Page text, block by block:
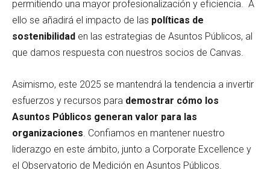
permitiendo una mayor profesionalización y eficiencia. A
ello se añadirá el impacto de las políticas de
sostenibilidad en las estrategias de Asuntos Públicos, al
que damos respuesta con nuestros socios de Canvas.
Asimismo, este 2025 se mantendrá la tendencia a invertir
esfuerzos y recursos para demostrar cómo los
Asuntos Públicos generan valor para las
organizaciones . Confiamos en mantener nuestro
liderazgo en este ámbito, junto a Corporate Excellence y
el Observatorio de Medición en Asuntos Públicos.